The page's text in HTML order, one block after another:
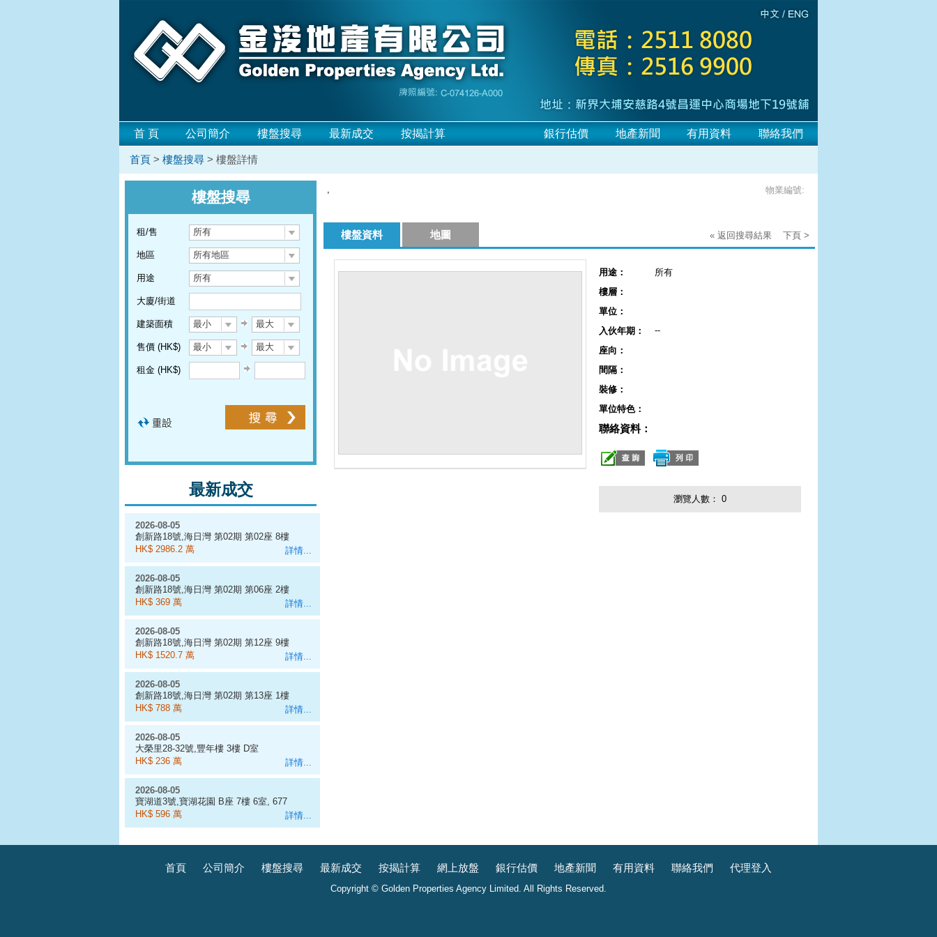
首 頁 公司簡介 樓盤搜尋 最新成交 按揭計算 銀行估價 地產新聞 有用資料 聯絡我們
首頁 > 樓盤搜尋 > 樓盤詳情
樓盤搜尋
租/售 所有
地區 所有地區
用途 所有
大廈/街道
建築面積 最小 最大
售價 (HK$) 最小 最大
租金 (HK$)
最新成交
詳情...
2026-08-05
創新路18號,海日灣 第02期 第02座 8樓
A室
HK$ 2986.2 萬
詳情...
2026-08-05
創新路18號,海日灣 第02期 第06座 2樓
C室
HK$ 369 萬
詳情...
2026-08-05
創新路18號,海日灣 第02期 第12座 9樓
D室
HK$ 1520.7 萬
詳情...
2026-08-05
創新路18號,海日灣 第02期 第13座 1樓
E室
HK$ 788 萬
詳情...
2026-08-05
大榮里28-32號,豐年樓 3樓 D室
HK$ 236 萬
詳情...
2026-08-05
寶湖道3號,寶湖花園 B座 7樓 6室, 677
呎
HK$ 596 萬
, 物業編號:
樓盤資料 地圖 « 返回搜尋結果 下頁 >
用途：
所有
樓層：
單位：
入伙年期：
--
座向：
間隔：
裝修：
單位特色：
聯絡資料：
瀏覽人數： 0
首頁 公司簡介 樓盤搜尋 最新成交 按揭計算 網上放盤 銀行估價 地產新聞 有用資料 聯絡我們 代理登入
Copyright © Golden Properties Agency Limited. All Rights Reserved.